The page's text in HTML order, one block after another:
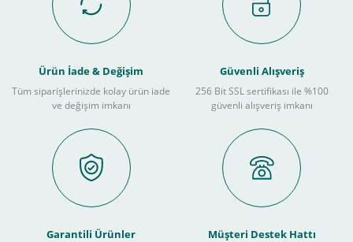
Ürün İade & Değişim
Tüm siparişlerinizde kolay ürün iade
ve değişim imkanı
Güvenli Alışveriş
256 Bit SSL sertifikası ile %100
güvenli alışveriş imkanı
Garantili Ürünler Müşteri Destek Hattı